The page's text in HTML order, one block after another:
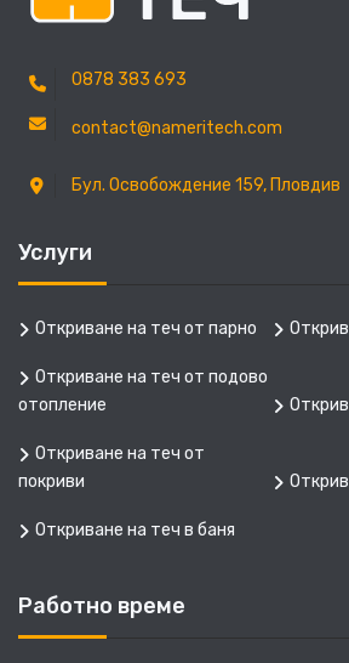
0878 383 693
contact@nameritech.com
Бул. Освобождение 159, Пловдив
Услуги
Откриване на теч от парно
Откриване на теч от подово
отопление
Откриване на теч от
покриви
Откриване на теч в баня
Работно време